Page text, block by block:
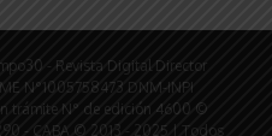
- Revista Digital Director
N°1005758473 DNM-INPI
trámite N° de edición 4600 ©
- CABA © 2013 - 2025 | Todos